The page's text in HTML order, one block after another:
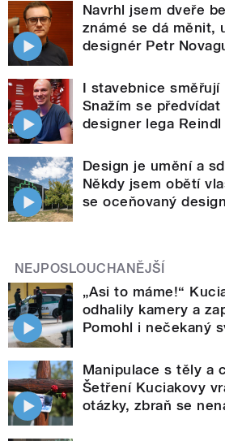
Navrhl jsem dveře
známé se dá měnit,
designér Petr
I stavebnice směřují
Snažím se
designer lega Reindl
Design je umění a
Někdy jsem obětí
se oceňovaný
NEJPOSLOUCHANĚJŠÍ
„Asi to máme!“
odhalily kamery a
Pomohl i nečekaný
Manipulace s těly a
Šetření Kuciakovy
otázky, zbraň se